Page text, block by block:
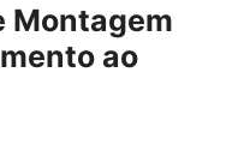
Montagem
ao